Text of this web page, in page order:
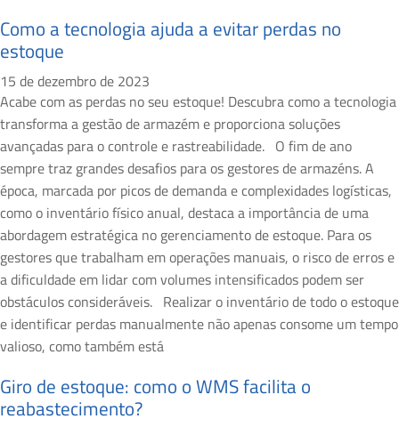
Como a tecnologia ajuda a evitar perdas no
estoque
15 de dezembro de 2023
Acabe com as perdas no seu estoque! Descubra como a tecnologia
transforma a gestão de armazém e proporciona soluções
avançadas para o controle e rastreabilidade. O fim de ano
sempre traz grandes desafios para os gestores de armazéns. A
época, marcada por picos de demanda e complexidades logísticas,
como o inventário físico anual, destaca a importância de uma
abordagem estratégica no gerenciamento de estoque. Para os
gestores que trabalham em operações manuais, o risco de erros e
a dificuldade em lidar com volumes intensificados podem ser
obstáculos consideráveis. Realizar o inventário de todo o estoque
e identificar perdas manualmente não apenas consome um tempo
valioso, como também está
Giro de estoque: como o WMS facilita o
reabastecimento?